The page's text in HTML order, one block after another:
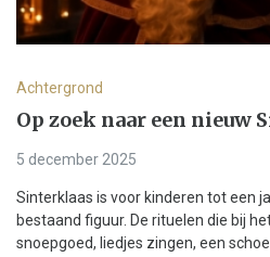
Achtergrond
Op zoek naar een nieuw
5 december 2025
Sinterklaas is voor kinderen tot een
bestaand figuur. De rituelen die bij
snoepgoed, liedjes zingen, een